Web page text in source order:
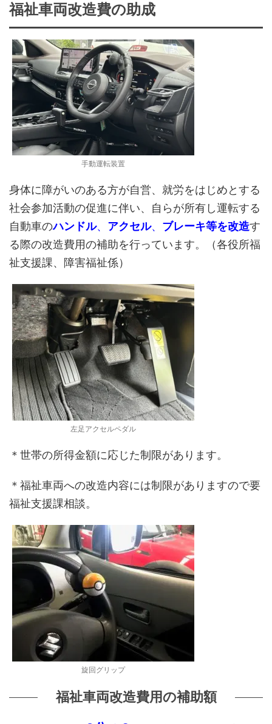
福祉車両改造費の助成
手動運転装置
身体に障がいのある方が自営、就労をはじめとする
社会参加活動の促進に伴い、自らが所有し運転する
自動車のハンドル、 アクセル、 ブレーキ等を改造す
る際の改造費用の補助を行っています。（各役所福
祉支援課、障害福祉係）
左足アクセルペダル
＊世帯の所得金額に応じた制限があります。
＊福祉車両への改造内容には制限がありますので要
福祉支援課相談。
旋回グリップ
福祉車両改造費用の補助額